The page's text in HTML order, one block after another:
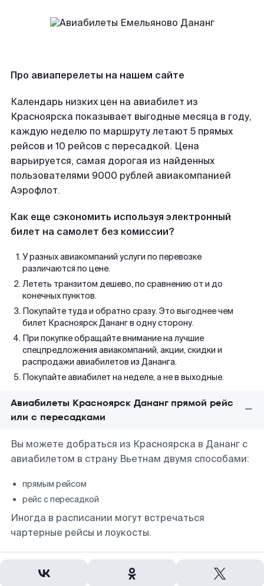
Про авиаперелеты на нашем сайте
Календарь низких цен на авиабилет из
Красноярска показывает выгодные месяца в году,
каждую неделю по маршруту летают 5 прямых
рейсов и 10 рейсов с пересадкой. Цена
варьируется, самая дорогая из найденных
пользователями 9000 рублей авиакомпанией
Аэрофлот.
Как еще сэкономить используя электронный
билет на самолет без комиссии?
У разных авиакомпаний услуги по перевозке
различаются по цене.
Лететь транзитом дешево, по сравнению от и до
конечных пунктов.
Покупайте туда и обратно сразу. Это выгоднее чем
билет Красноярск Дананг в одну сторону.
При покупке обращайте внимание на лучшие
спецпредложения авиакомпаний, акции, скидки и
распродажи авиабилетов из Дананга.
Покупайте авиабилет на неделе, а не в выходные.
Авиабилеты Красноярск Дананг прямой рейс
или с пересадками
Вы можете добраться из Красноярска в Дананг с
авиабилетом в страну Вьетнам двумя способами:
прямым рейсом
рейс с пересадкой
Иногда в расписании могут встречаться
чартерные рейсы и лоукосты.